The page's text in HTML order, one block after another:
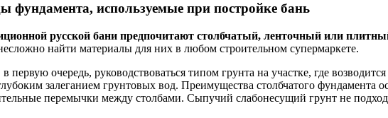
фундамента, используемые при постройке бань
русской бани предпочитают столбчатый, ленточный или
найти материалы для них в любом строительном супермаркете.
первую очередь, руководствоваться типом грунта на участке, где
залеганием грунтовых вод. Преимущества столбчатого фундамента
перемычки между столбами. Сыпучий слабонесущий грунт не